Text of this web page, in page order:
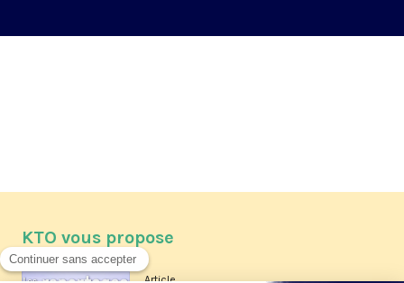
KTO vous propose
Article